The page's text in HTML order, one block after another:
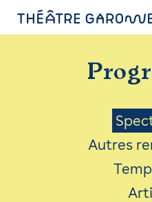
PROGRAMME
INFOS
AVEC LES
ACCESSIBILITÉ
LES
Autres